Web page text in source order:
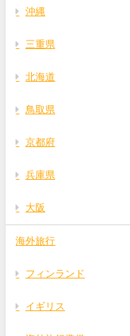
沖縄
三重県
北海道
鳥取県
京都府
兵庫県
大阪
海外旅行
フィンランド
イギリス